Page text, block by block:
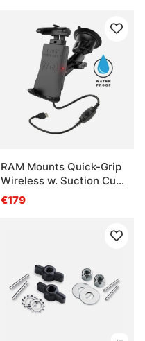
RAM Mounts Quick-Grip
Wireless w. Suction Cup
Mount
€179